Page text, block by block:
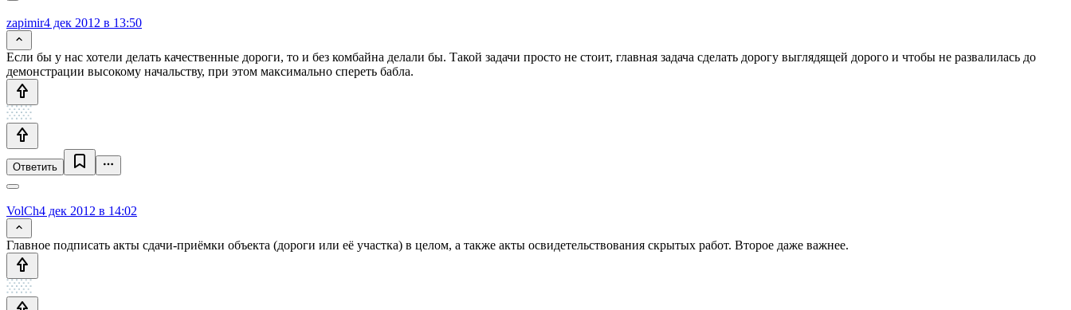
zapimir4 дек 2012 в 13:50
Если бы у нас хотели делать качественные дороги, то и без комбайна делали бы. Такой задачи просто не стоит, главная задача сделать дорогу выглядящей дорого и чтобы не развалилась до
демонстрации высокому начальству, при этом максимально спереть бабла.
Ответить
VolCh4 дек 2012 в 14:02
Главное подписать акты сдачи-приёмки объекта (дороги или её участка) в целом, а также акты освидетельствования скрытых работ. Второе даже важнее.